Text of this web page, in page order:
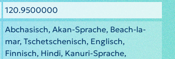
120.9500000
Abchasisch, Akan-Sprache, Beach-la-
mar, Tschetschenisch, Englisch,
Finnisch, Hindi, Kanuri-Sprache,